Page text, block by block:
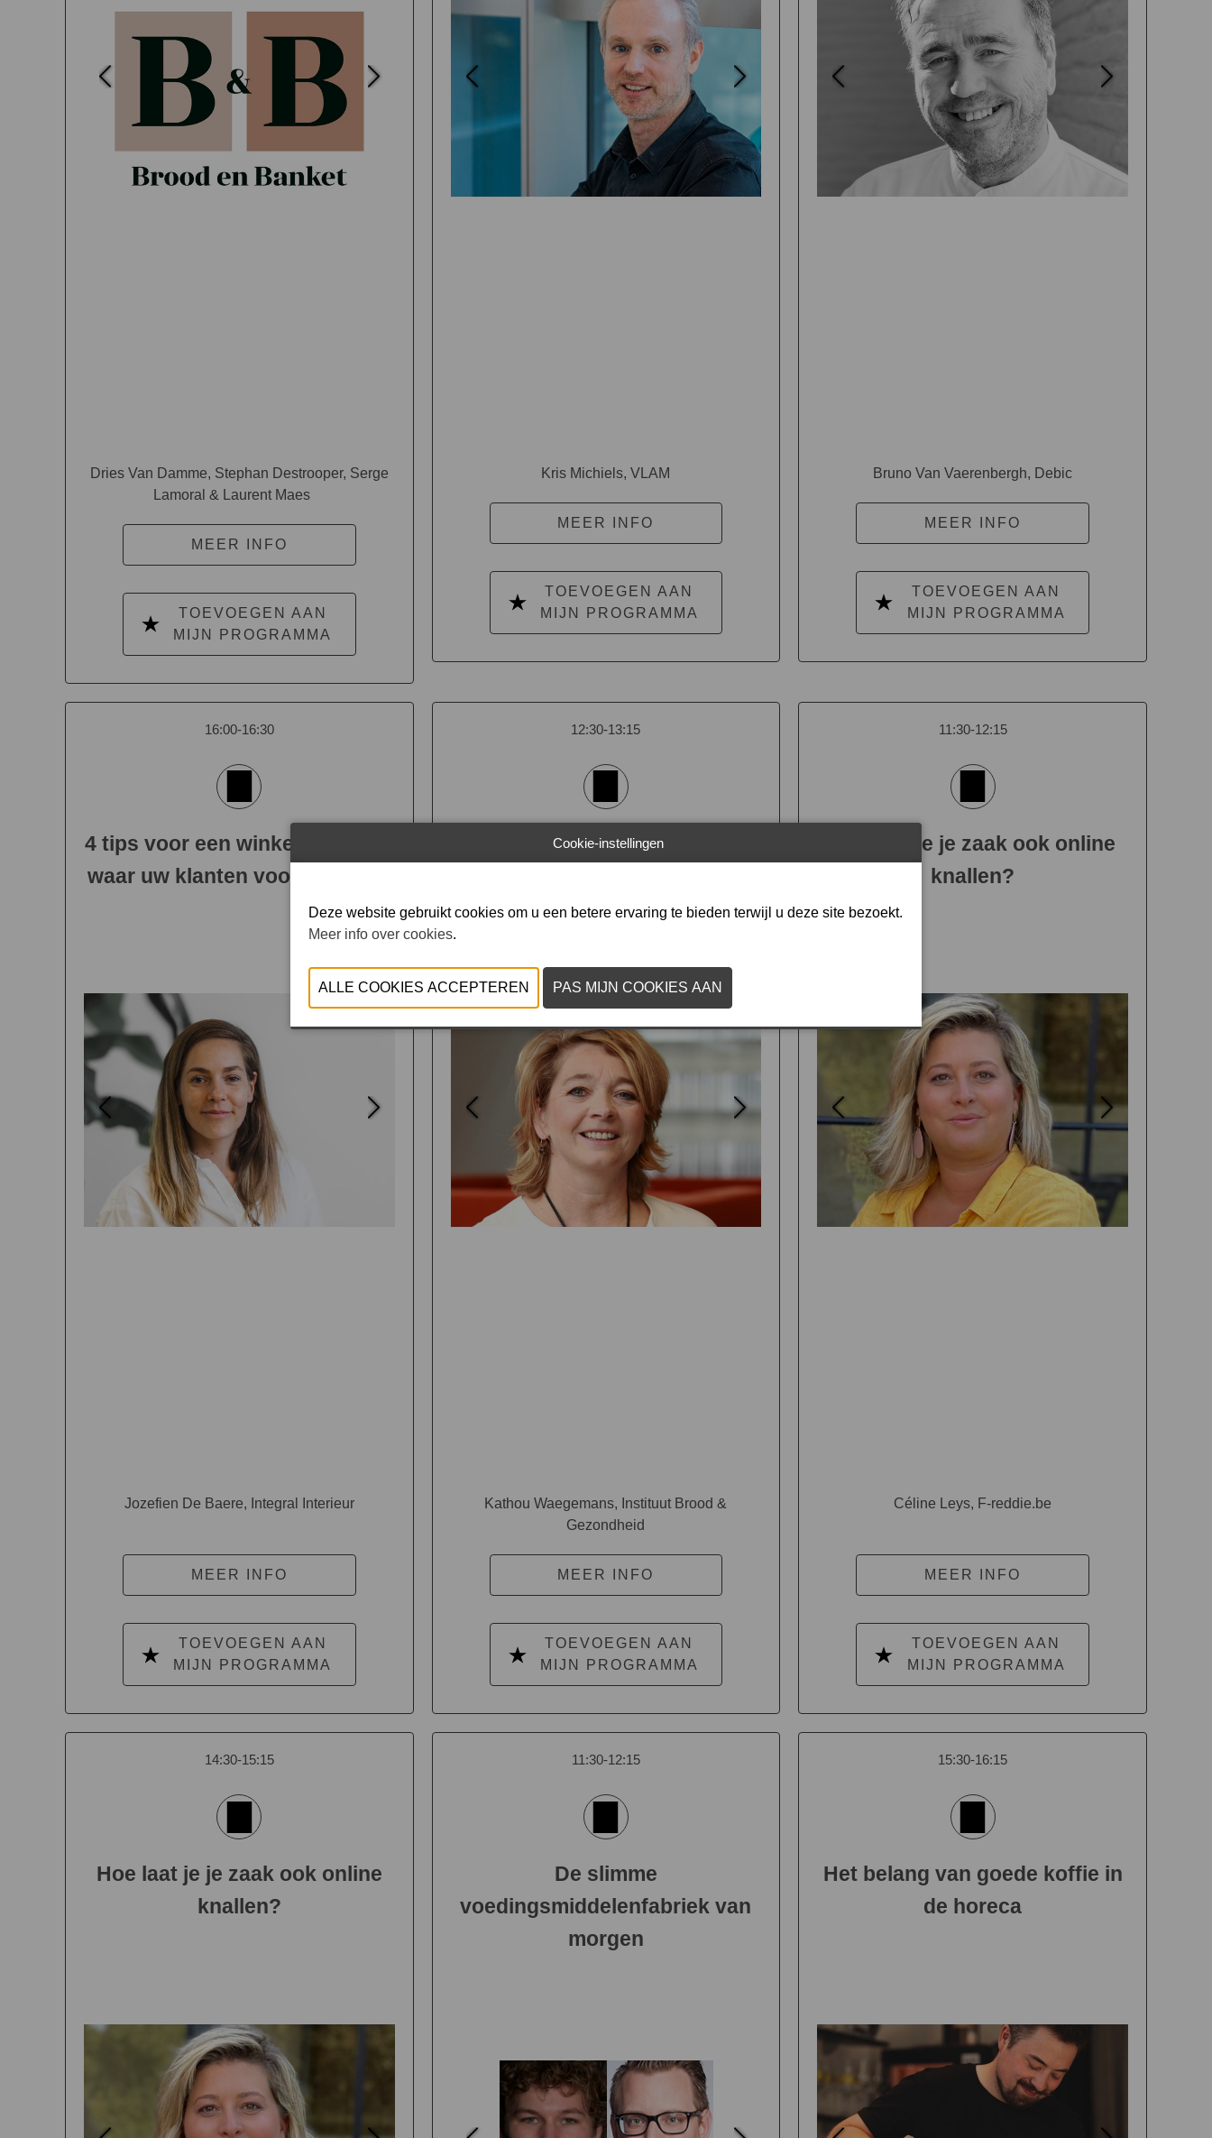
Dries Van Damme, Stephan Destrooper, Serge
Lamoral & Laurent Maes
MEER INFO
TOEVOEGEN AAN
MIJN PROGRAMMA
Kris Michiels, VLAM
MEER INFO
TOEVOEGEN AAN
MIJN PROGRAMMA
Bruno Van Vaerenbergh, Debic
MEER INFO
TOEVOEGEN AAN
MIJN PROGRAMMA
16:00-16:30
4 tips voor een winkelinrichting
waar uw klanten voor omrijden
Jozefien De Baere, Integral Interieur
MEER INFO
TOEVOEGEN AAN
MIJN PROGRAMMA
12:30-13:15
Waarom u moet communiceren
goede van brood, en hoe.
Kathou Waegemans, Instituut Brood &
Gezondheid
MEER INFO
TOEVOEGEN AAN
MIJN PROGRAMMA
11:30-12:15
Hoe laat je je zaak ook online
knallen?
Céline Leys, F-reddie.be
MEER INFO
TOEVOEGEN AAN
MIJN PROGRAMMA
14:30-15:15
Hoe laat je je zaak ook online
knallen?
11:30-12:15
De slimme
voedingsmiddelenfabriek van
morgen
15:30-16:15
Het belang van goede koffie in
de horeca
Cookie-instellingen
Deze website gebruikt cookies om u een betere ervaring te bieden terwijl u deze site bezoekt.
Meer info over cookies.